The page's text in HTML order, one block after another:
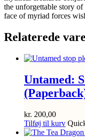
the unforgettable story
face of myriad forces
Relaterede
Untamed:
kr. 200,00
Tilføj til kurv